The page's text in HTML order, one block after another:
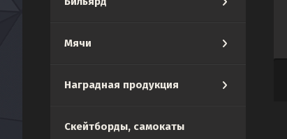
Мячи
Наградная продукция
Скейтборды, самокаты